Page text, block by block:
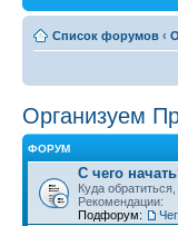
Список форумов ‹
Организуем
ФОРУМ
С чего
Куда
Рекомендации:
Подфорум: